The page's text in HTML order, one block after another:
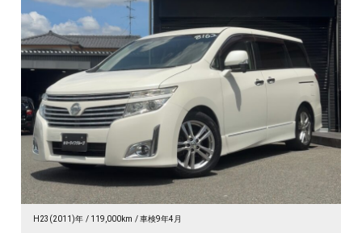
H23(2011)年 119,000km 車検9年4月